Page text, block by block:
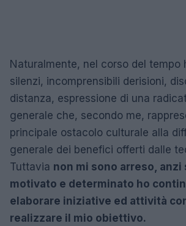
Naturalmente, nel corso del tempo
silenzi, incomprensibili derisioni,
distanza, espressione di una
generale che, secondo me,
principale ostacolo culturale alla
generale dei benefici offerti dalle
Tuttavia non mi sono arreso, anzi
motivato e determinato ho
elaborare iniziative ed attività
realizzare il mio obiettivo.